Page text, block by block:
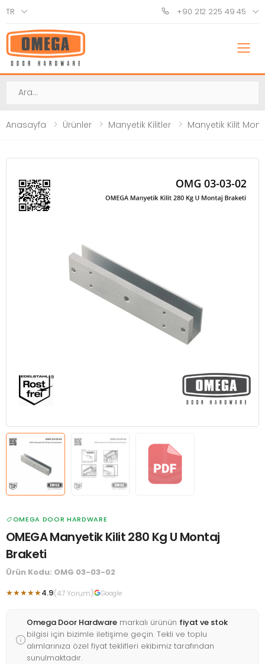
TR +90 212 225 49 45
Ara
Anasayfa Ürünler Manyetik Kilitler Manyetik Kilit
OMEGA DOOR HARDWARE
OMEGA Manyetik Kilit 280 Kg U Montaj
Braketi
Ürün Kodu: OMG 03-03-02
★★★★★4.9(47 Yorum) Google
Omega Door Hardware markalı ürünün fiyat ve stok
bilgisi için bizimle iletişime geçin. Tekli ve toplu
alımlarınıza özel fiyat teklifleri ekibimiz tarafından
sunulmaktadır.